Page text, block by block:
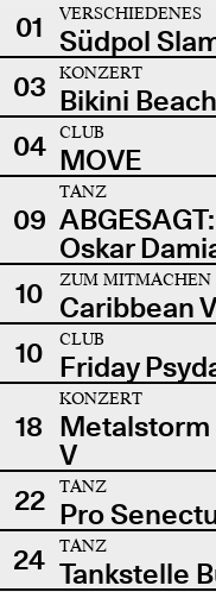
01
VERSCHIEDENES
Südpol
03
KONZERT
Bikini
04
CLUB
MOVE
09
TANZ
Oskar
10
ZUM MITMACHEN
Caribbean
10
CLUB
Friday
18
KONZERT
Metalstorm
V
22
TANZ
Pro
24
TANZ
Tankstelle